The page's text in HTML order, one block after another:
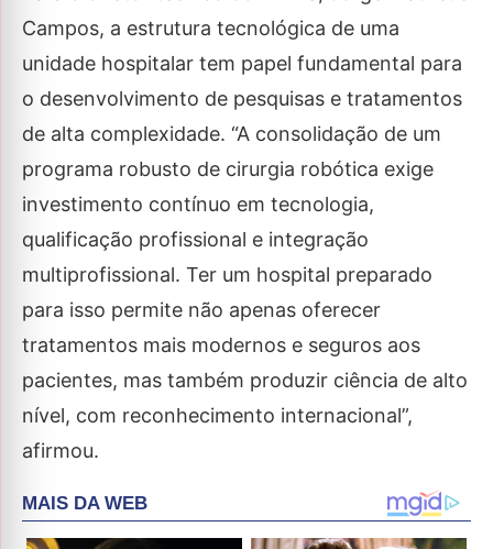
Campos, a estrutura tecnológica de uma
unidade hospitalar tem papel fundamental para
o desenvolvimento de pesquisas e tratamentos
de alta complexidade. “A consolidação de um
programa robusto de cirurgia robótica exige
investimento contínuo em tecnologia,
qualificação profissional e integração
multiprofissional. Ter um hospital preparado
para isso permite não apenas oferecer
tratamentos mais modernos e seguros aos
pacientes, mas também produzir ciência de alto
nível, com reconhecimento internacional”,
afirmou.